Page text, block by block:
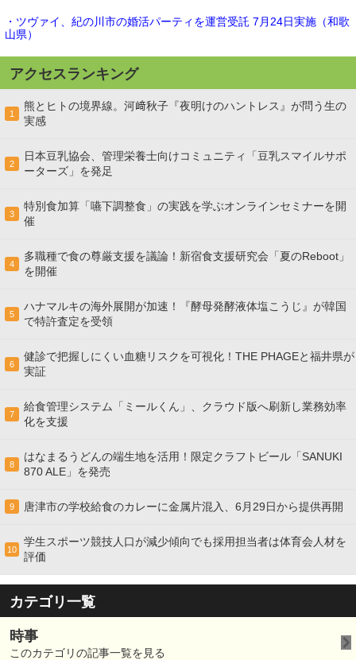
・ツヴァイ、紀の川市の婚活パーティを運営受託 7月24日実施（和歌
山県）
アクセスランキング
1
熊とヒトの境界線。河﨑秋子『夜明けのハントレス』が問う生の
実感
2
日本豆乳協会、管理栄養士向けコミュニティ「豆乳スマイルサポ
ーターズ」を発足
3
特別食加算「嚥下調整食」の実践を学ぶオンラインセミナーを開
催
4
多職種で食の尊厳支援を議論！新宿食支援研究会「夏のReboot」
を開催
5
ハナマルキの海外展開が加速！『酵母発酵液体塩こうじ』が韓国
で特許査定を受領
6
健診で把握しにくい血糖リスクを可視化！THE PHAGEと福井県が
実証
7
給食管理システム「ミールくん」、クラウド版へ刷新し業務効率
化を支援
8
はなまるうどんの端生地を活用！限定クラフトビール「SANUKI
870 ALE」を発売
9 唐津市の学校給食のカレーに金属片混入、6月29日から提供再開
10
学生スポーツ競技人口が減少傾向でも採用担当者は体育会人材を
評価
カテゴリ一覧
時事
このカテゴリの記事一覧を見る